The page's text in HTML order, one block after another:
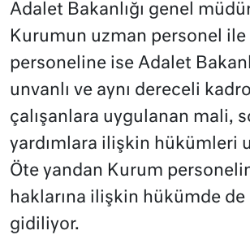
Adalet Bakanlığı genel
Kurumun uzman personel
personeline ise Adalet
unvanlı ve aynı dereceli
çalışanlara uygulanan mali,
yardımlara ilişkin hükümleri
Öte yandan Kurum
haklarına ilişkin hükümde
gidiliyor.